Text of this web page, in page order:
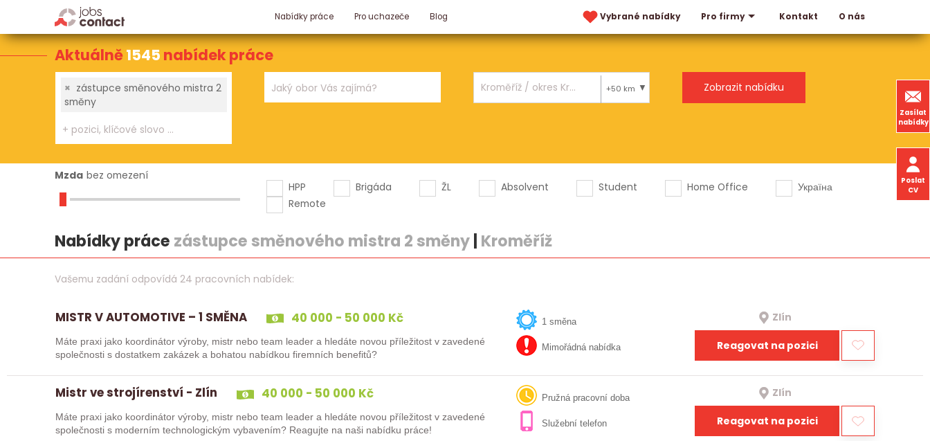
Nabídky práce Pro uchazeče Blog Vybrané nabídky Pro firmy Kontakt O nás
Zasílat
nabídky
Poslat
CV
Aktuálně1545 nabídek práce
× zástupce směnového mistra 2
směny
+50 km
Mzda bez omezení
HPP
Brigáda ŽL Absolvent Student Home Office
Україна
Remote
Nabídky práce zástupce směnového mistra 2 směny| Kroměříž
Vašemu zadání odpovídá 24 pracovních nabídek:
MISTR V AUTOMOTIVE – 1 SMĚNA 40 000 - 50 000 Kč
Máte praxi jako koordinátor výroby, mistr nebo team leader a hledáte novou příležitost v zavedené
společnosti s dostatkem zakázek a bohatou nabídkou firemních benefitů?
1 směna
Mimořádná nabídka
Zlín
Reagovat na pozici
Mistr ve strojírenství - Zlín 40 000 - 50 000 Kč
Máte praxi jako koordinátor výroby, mistr nebo team leader a hledáte novou příležitost v zavedené
společnosti s moderním technologickým vybavením? Reagujte na naši nabídku práce!
Pružná pracovní doba
Služební telefon
Zlín
Reagovat na pozici